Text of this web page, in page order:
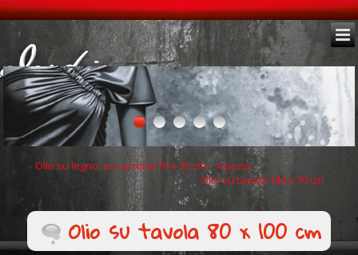
«Olio su legno, su cartone 30 x 30 cm – 4 pezzi
Olio su tavola 140 x 70 cm
Olio su tavola 80 x 100 cm